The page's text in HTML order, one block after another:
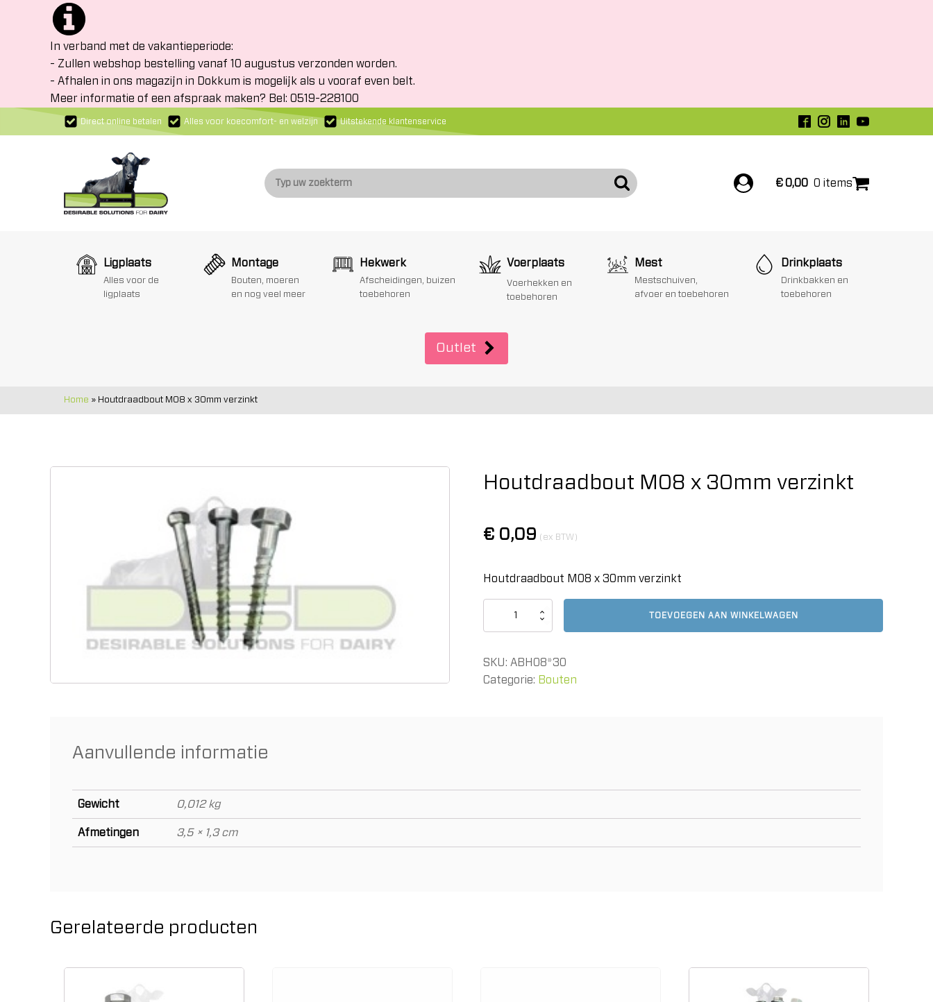
In verband met de vakantieperiode:
- Zullen webshop bestelling vanaf 10 augustus verzonden worden.
- Afhalen in ons magazijn in Dokkum is mogelijk als u vooraf even belt.
Meer informatie of een afspraak maken? Bel: 0519-228100
Direct online betalen Alles voor koecomfort- en welzijn Uitstekende klantenservice
€0,00 0 items
Ligplaats
Alles voor de
ligplaats
Montage
Bouten, moeren
en nog veel meer
Hekwerk
Afscheidingen, buizen
toebehoren
Voerplaats
Voerhekken en
toebehoren
Mest
Mestschuiven,
afvoer en toebehoren
Drinkplaats
Drinkbakken en
toebehoren
Outlet
Home » Houtdraadbout M08 x 30mm verzinkt
Houtdraadbout M08 x 30mm verzinkt
€ 0,09 (ex BTW)
Houtdraadbout M08 x 30mm verzinkt
Houtdraadbout
verzinkt
aantal
TOEVOEGEN AAN WINKELWAGEN
SKU: ABH08*30
Categorie: Bouten
Aanvullende informatie
Gewicht 0,012 kg
Afmetingen 3,5 × 1,3 cm
Gerelateerde producten